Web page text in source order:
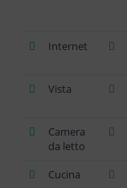
Internet
Vista
Camera
da letto
Cucina